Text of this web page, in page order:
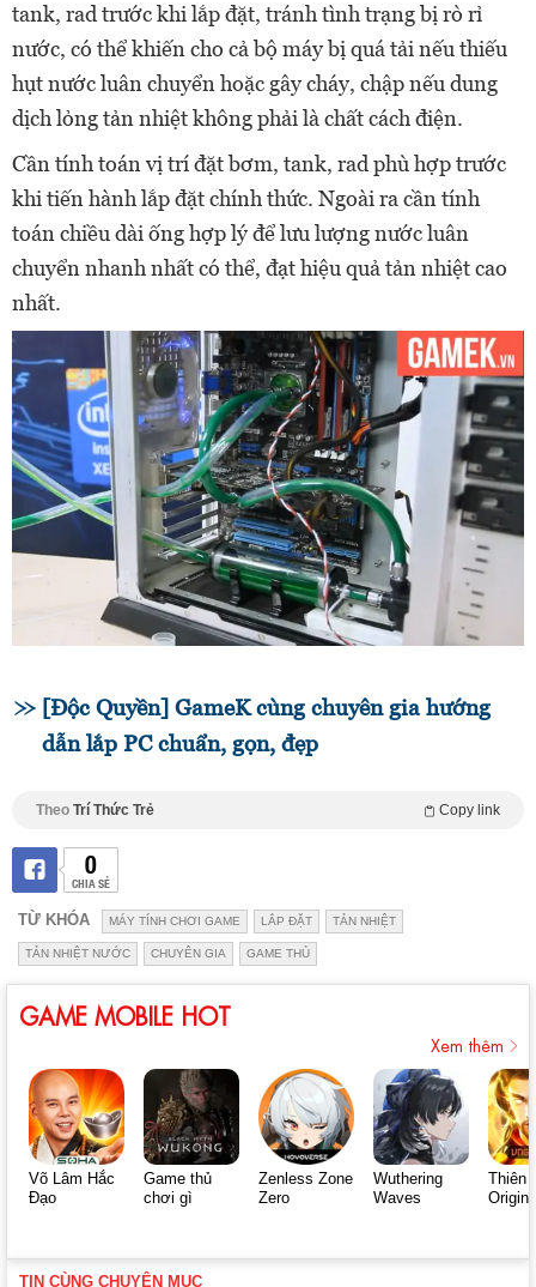
tank, rad trước khi lắp đặt, tránh tình trạng bị rò rỉ
nước, có thể khiến cho cả bộ máy bị quá tải nếu thiếu
hụt nước luân chuyển hoặc gây cháy, chập nếu dung
dịch lỏng tản nhiệt không phải là chất cách điện.
Cần tính toán vị trí đặt bơm, tank, rad phù hợp trước
khi tiến hành lắp đặt chính thức. Ngoài ra cần tính
toán chiều dài ống hợp lý để lưu lượng nước luân
chuyển nhanh nhất có thể, đạt hiệu quả tản nhiệt cao
nhất.
[Độc Quyền] GameK cùng chuyên gia hướng
dẫn lắp PC chuẩn, gọn, đẹp
Theo Trí Thức Trẻ Copy link
0
CHIA SẺ
TỪ KHÓA MÁY TÍNH CHƠI GAME LẮP ĐẶT TẢN NHIỆT
TẢN NHIỆT NƯỚC CHUYÊN GIA GAME THỦ
GAME MOBILE HOT
Xem thêm
Võ Lâm Hắc
Đạo
Game thủ
chơi gì
Zenless Zone
Zero
Wuthering
Waves
Thiên
Origin
TIN CÙNG CHUYÊN MỤC